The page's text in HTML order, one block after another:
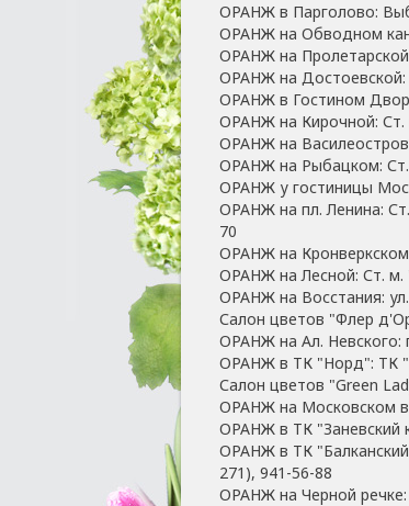
ОРАНЖ в Парголово:
ОРАНЖ на Обводном
ОРАНЖ на
ОРАНЖ на Достоевской:
ОРАНЖ в Гостином
ОРАНЖ на Кирочной: Ст.
ОРАНЖ на
ОРАНЖ на Рыбацком:
ОРАНЖ у гостиницы
ОРАНЖ на пл. Ленина:
70
ОРАНЖ на
ОРАНЖ на Лесной: Ст. м.
ОРАНЖ на Восстания:
Салон цветов "Флер
ОРАНЖ на Ал. Невского:
ОРАНЖ в ТК "Норд": ТК
Салон цветов "Green
ОРАНЖ на Московском
ОРАНЖ в ТК "Заневский
ОРАНЖ в ТК
271), 941-56-88
ОРАНЖ на Черной